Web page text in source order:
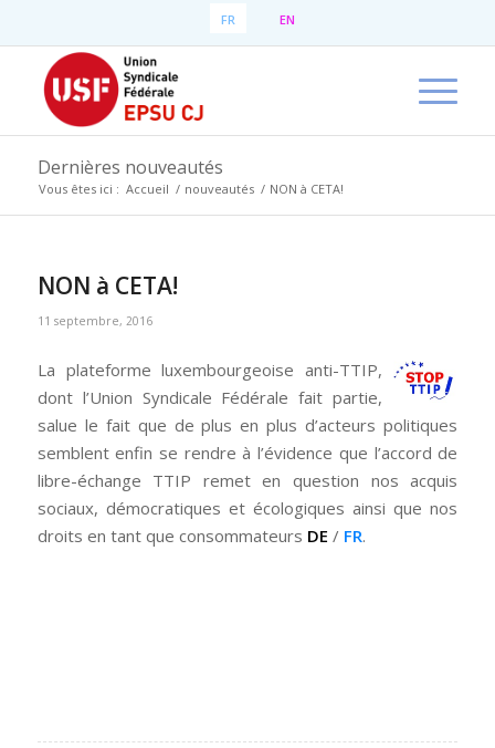
FR EN
Dernières nouveautés
Vous êtes ici : Accueil / nouveautés / NON à CETA!
NON à CETA!
11 septembre, 2016
La plateforme luxembourgeoise anti-TTIP,
dont l’Union Syndicale Fédérale fait partie,
salue le fait que de plus en plus d’acteurs politiques
semblent enfin se rendre à l’évidence que l’accord de
libre-échange TTIP remet en question nos acquis
sociaux, démocratiques et écologiques ainsi que nos
droits en tant que consommateurs DE / FR.